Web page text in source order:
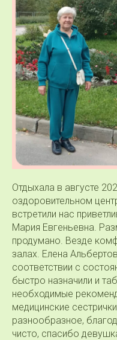
Отдыхала в августе
оздоровительном
встретили нас
Мария Евгеньевна.
продумано. Везде
залах. Елена
соответствии с
быстро назначили и
необходимые
медицинские
разнообразное,
чисто, спасибо